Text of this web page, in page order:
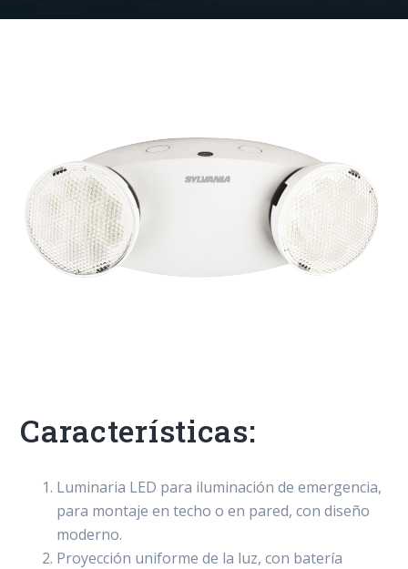
Características:
Luminaria LED para iluminación de emergencia,
para montaje en techo o en pared, con diseño
moderno.
Proyección uniforme de la luz, con batería